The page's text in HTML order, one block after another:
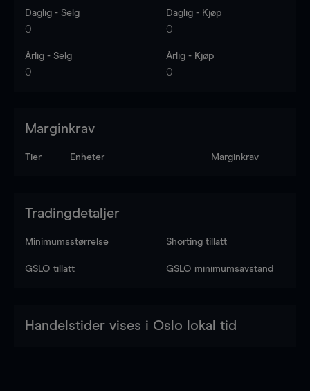
Daglig - Selg
0
Daglig - Kjøp
0
Årlig - Selg
0
Årlig - Kjøp
0
Marginkrav
Tier Enheter Marginkrav
Tradingdetaljer
Minimumsstørrelse Shorting tillatt
GSLO tillatt GSLO minimumsavstand
Handelstider vises i Oslo lokal tid